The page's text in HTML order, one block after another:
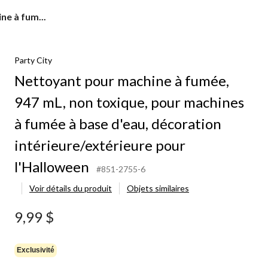
à fum...
Party City
Nettoyant pour machine à fumée,
947 mL, non toxique, pour machines
à fumée à base d'eau, décoration
intérieure/extérieure pour
l'Halloween
#851-2755-6
Voir détails du produit
Objets similaires
9,99 $
Exclusivité